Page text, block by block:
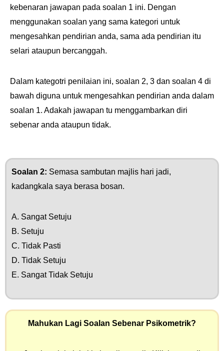
kebenaran jawapan pada soalan 1 ini. Dengan
menggunakan soalan yang sama kategori untuk
mengesahkan pendirian anda, sama ada pendirian itu
selari ataupun bercanggah.
Dalam kategotri penilaian ini, soalan 2, 3 dan soalan 4 di
bawah diguna untuk mengesahkan pendirian anda dalam
soalan 1. Adakah jawapan tu menggambarkan diri
sebenar anda ataupun tidak.
Soalan 2: Semasa sambutan majlis hari jadi,
kadangkala saya berasa bosan.
A. Sangat Setuju
B. Setuju
C. Tidak Pasti
D. Tidak Setuju
E. Sangat Tidak Setuju
Mahukan Lagi Soalan Sebenar Psikometrik?